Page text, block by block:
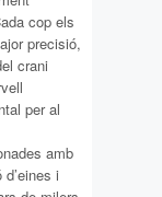
cop els
precisió,
crani
per al
amb
i